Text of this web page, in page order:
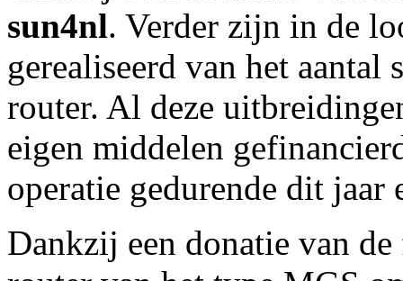
sun4nl. Verder zijn in de
gerealiseerd van het aantal
router. Al deze
eigen middelen
operatie gedurende dit jaar
Dankzij een donatie van